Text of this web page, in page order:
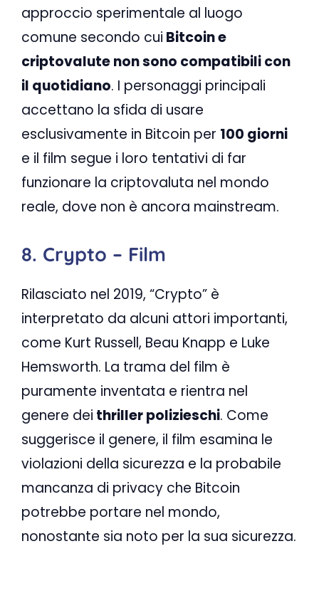
approccio sperimentale al luogo
comune secondo cui Bitcoin e
criptovalute non sono compatibili con
il quotidiano. I personaggi principali
accettano la sfida di usare
esclusivamente in Bitcoin per 100 giorni
e il film segue i loro tentativi di far
funzionare la criptovaluta nel mondo
reale, dove non è ancora mainstream.
8. Crypto – Film
Rilasciato nel 2019, “Crypto” è
interpretato da alcuni attori importanti,
come Kurt Russell, Beau Knapp e Luke
Hemsworth. La trama del film è
puramente inventata e rientra nel
genere dei thriller polizieschi. Come
suggerisce il genere, il film esamina le
violazioni della sicurezza e la probabile
mancanza di privacy che Bitcoin
potrebbe portare nel mondo,
nonostante sia noto per la sua sicurezza.